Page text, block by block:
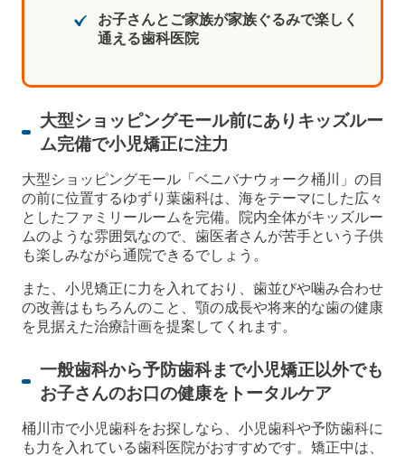
お子さんとご家族が家族ぐるみで楽しく
通える歯科医院
大型ショッピングモール前にありキッズルー
ム完備で小児矯正に注力
大型ショッピングモール「ベニバナウォーク桶川」の目
の前に位置するゆずり葉歯科は、海をテーマにした広々
としたファミリールームを完備。院内全体がキッズルー
ムのような雰囲気なので、歯医者さんが苦手という子供
も楽しみながら通院できるでしょう。
また、小児矯正に力を入れており、歯並びや噛み合わせ
の改善はもちろんのこと、顎の成長や将来的な歯の健康
を見据えた治療計画を提案してくれます。
一般歯科から予防歯科まで小児矯正以外でも
お子さんのお口の健康をトータルケア
桶川市で小児歯科をお探しなら、小児歯科や予防歯科に
も力を入れている歯科医院がおすすめです。矯正中は、